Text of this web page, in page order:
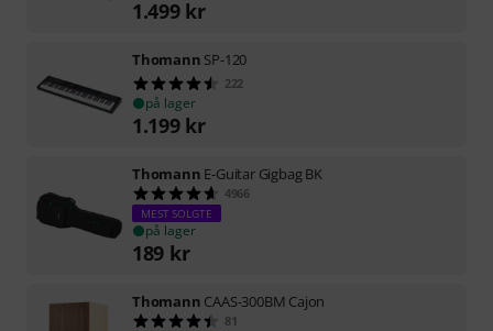
1.499 kr
Thomann SP-120
222
på lager
1.199 kr
Thomann E-Guitar Gigbag BK
4966
MEST SOLGTE
på lager
189 kr
Thomann CAAS-300BM Cajon
81